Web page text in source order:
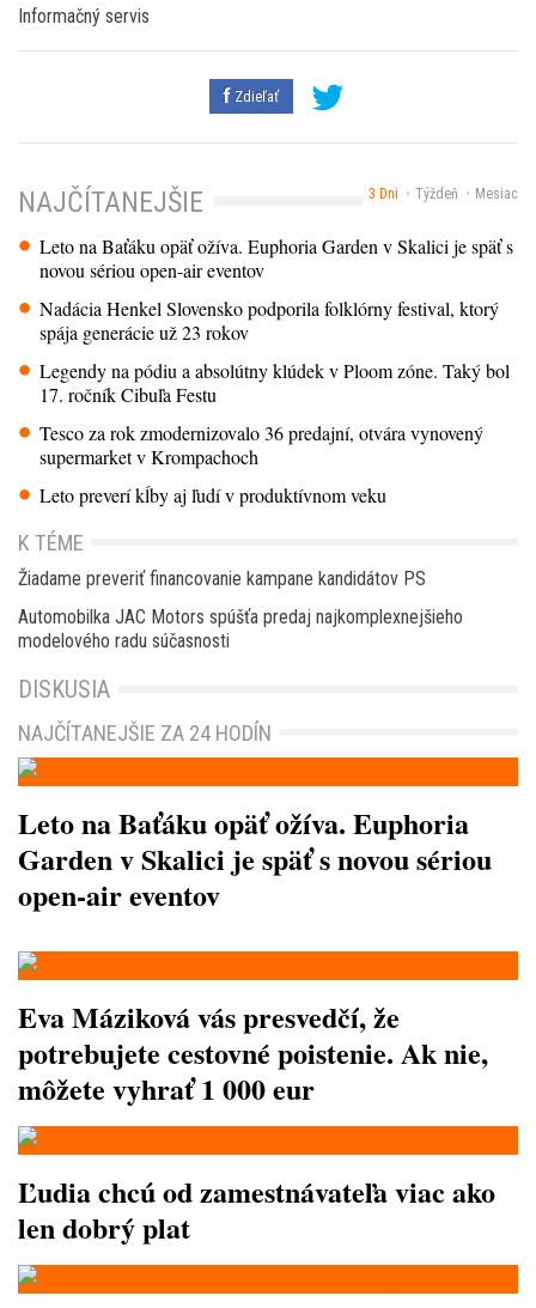
Informačný servis
Zdieľať
3 Dni Týždeň Mesiac
NAJČÍTANEJŠIE
Leto na Baťáku opäť ožíva. Euphoria Garden v Skalici je späť s
novou sériou open-air eventov
Nadácia Henkel Slovensko podporila folklórny festival, ktorý
spája generácie už 23 rokov
Legendy na pódiu a absolútny klúdek v Ploom zóne. Taký bol
17. ročník Cibuľa Festu
Tesco za rok zmodernizovalo 36 predajní, otvára vynovený
supermarket v Krompachoch
Leto preverí kĺby aj ľudí v produktívnom veku
K TÉME
Žiadame preveriť financovanie kampane kandidátov PS
Automobilka JAC Motors spúšťa predaj najkomplexnejšieho
modelového radu súčasnosti
DISKUSIA
NAJČÍTANEJŠIE ZA 24 HODÍN
Leto na Baťáku opäť ožíva. Euphoria
Garden v Skalici je späť s novou sériou
open-air eventov
Eva Máziková vás presvedčí, že
potrebujete cestovné poistenie. Ak nie,
môžete vyhrať 1 000 eur
Ľudia chcú od zamestnávateľa viac ako
len dobrý plat